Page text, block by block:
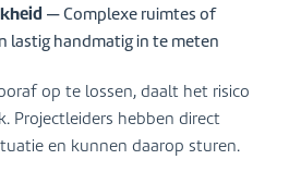
— Complexe ruimtes of
lastig handmatig in te meten
op te lossen, daalt het risico
Projectleiders hebben direct
en kunnen daarop sturen.